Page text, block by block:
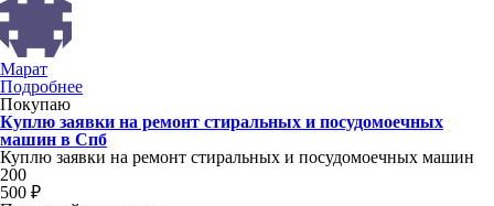
Марат
Подробнее
Покупаю
Куплю заявки на ремонт стиральных и посудомоечных
машин в Спб
Куплю заявки на ремонт стиральных и посудомоечных машин
200
500 ₽